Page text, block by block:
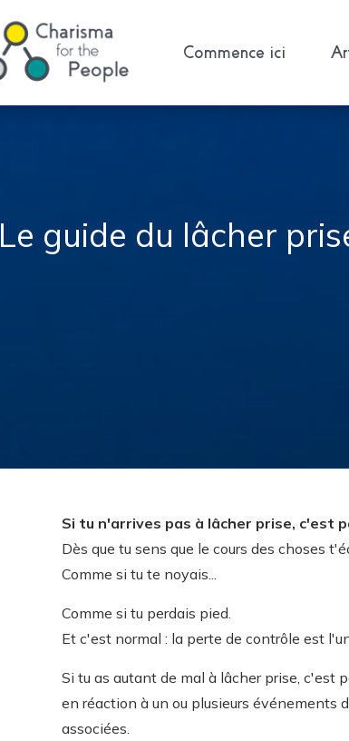
Commence ici
Le guide du lâcher
Si tu n'arrives pas à lâcher prise, c'est
Dès que tu sens que le cours des choses
Comme si tu te noyais...
Comme si tu perdais pied.
Et c'est normal : la perte de contrôle est
Si tu as autant de mal à lâcher prise, c'est
en réaction à un ou plusieurs événements
associées.